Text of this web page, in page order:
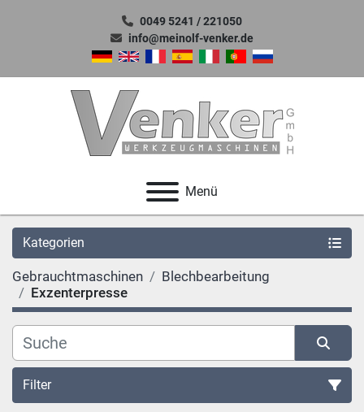
0049 5241 / 221050
info@meinolf-venker.de
Menü
Kategorien
Gebrauchtmaschinen
Blechbearbeitung
Exzenterpresse
Filter